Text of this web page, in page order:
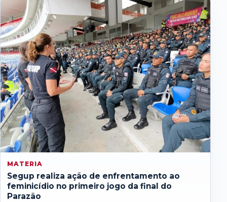
MATERIA
Segup realiza ação de enfrentamento ao
feminicídio no primeiro jogo da final do
Parazão